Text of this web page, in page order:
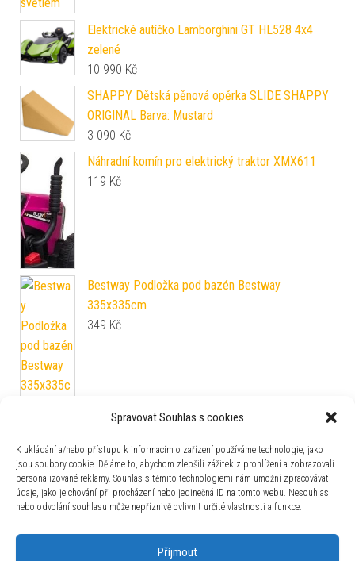
Spravovat Souhlas s cookies
K ukládání a/nebo přístupu k informacím o zařízení používáme technologie, jako
jsou soubory cookie. Děláme to, abychom zlepšili zážitek z prohlížení a zobrazovali
personalizované reklamy. Souhlas s těmito technologiemi nám umožní zpracovávat
údaje, jako je chování při procházení nebo jedinečná ID na tomto webu. Nesouhlas
nebo odvolání souhlasu může nepříznivě ovlivnit určité vlastnosti a funkce.
Příjmout
Elektrické autíčko Lamborghini GT HL528 4x4
zelené
10 990 Kč
SHAPPY Dětská pěnová opěrka SLIDE SHAPPY
ORIGINAL Barva: Mustard
3 090 Kč
Náhradní komín pro elektrický traktor XMX611
119 Kč
Bestway Podložka pod bazén Bestway
335x335cm
349 Kč
Příslušenství
1 079Kč